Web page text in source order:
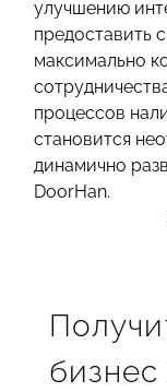
улучшению
предоставить
максимально
процессов
становится
динамично
DoorHan.